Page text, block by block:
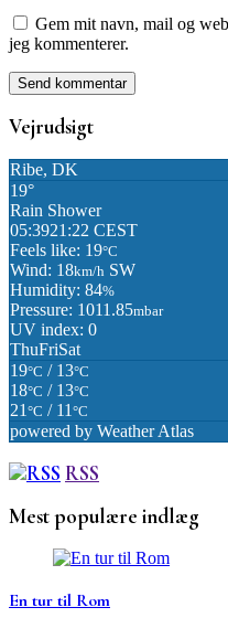
Gem mit navn, mail og
jeg kommenterer.
Vejrudsigt
Ribe, DK
19°
Rain Shower
05:3921:22 CEST
Feels like: 19°C
Wind: 18km/h SW
Humidity: 84%
Pressure: 1011.85mbar
UV index: 0
ThuFriSat
19°C / 13°C
18°C / 13°C
21 °C / 11 °C
powered by Weather Atlas
RSS
Mest populære indlæg
En tur til Rom